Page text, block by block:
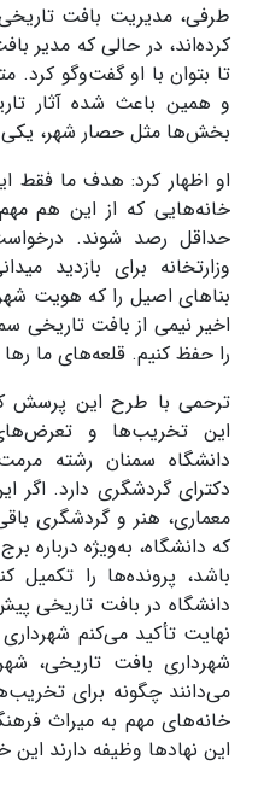
طرفی، مدیریت بافت
کرده‌اند، در حالی که مدیر
تا بتوان با او گفت‌وگو کرد.
و همین باعث شده آثار
بخش‌ها مثل حصار شهر، یکی‌
او اظهار کرد: هدف ما فقط
خانه‌هایی که از این هم
حداقل رصد شوند.
وزارتخانه برای بازدید
اخیر نیمی از بافت تاریخی
را حفظ کنیم. قلعه‌های ما
ترحمی با طرح این پرسش
این تخریب‌ها و
دانشگاه سمنان رشته
دکترای گردشگری دارد. اگر
معماری، هنر و گردشگری
که دانشگاه، به‌ویژه درباره
باشد، پرونده‌ها را تکمیل
دانشگاه در بافت تاریخی
نهایت تأکید می‌کنم
شهرداری بافت تاریخی،
می‌دانند چگونه برای
خانه‌های مهم به میراث
این‌ نهادها وظیفه دارند این